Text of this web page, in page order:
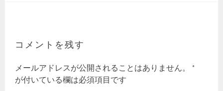
コメントを残す
メールアドレスが公開されることはありません。
*
が付いている欄は必須項目です